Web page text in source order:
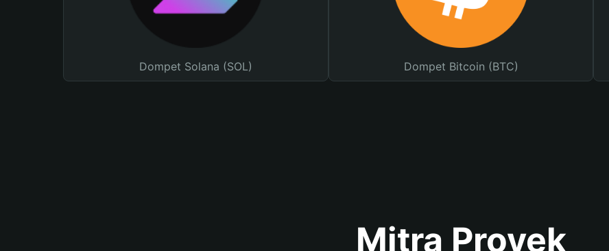
Dompet Solana (SOL) Dompet Bitcoin (BTC)
Mitra Proyek